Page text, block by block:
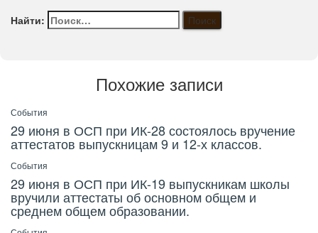
Найти:
Похожие записи
События
29 июня в ОСП при ИК-28 состоялось вручение
аттестатов выпускницам 9 и 12-х классов.
События
29 июня в ОСП при ИК-19 выпускникам школы
вручили аттестаты об основном общем и
среднем общем образовании.